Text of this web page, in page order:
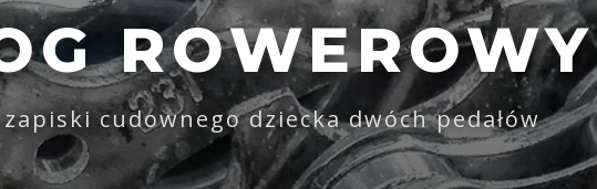
ROWEROWY
cudownego dziecka dwóch pedałów